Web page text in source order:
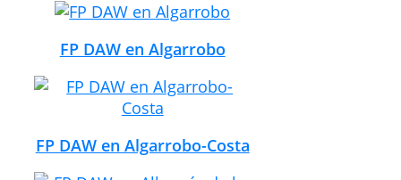
FP DAW en Algarrobo
FP DAW en Algarrobo-Costa